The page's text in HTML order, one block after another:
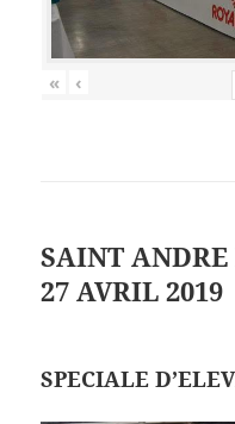
« ‹
SAINT
27 AVRIL 2019
SPECIALE